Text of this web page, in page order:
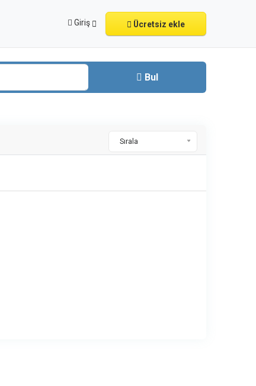
Giriş Ücretsiz ekle
Bul
Sırala